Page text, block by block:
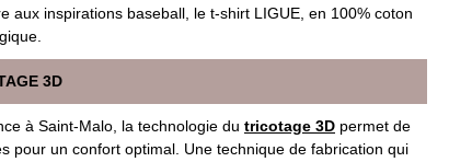
aux inspirations baseball, le t-shirt LIGUE, en 100% coton
3D
à Saint-Malo, la technologie du tricotage 3D permet de
pour un confort optimal. Une technique de fabrication qui